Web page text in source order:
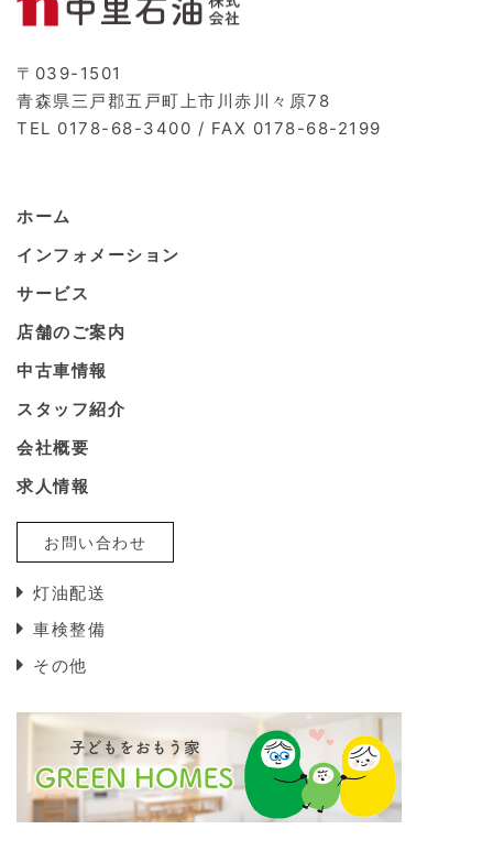
〒039-1501
青森県三戸郡五戸町上市川赤川々原78
TEL 0178-68-3400 / FAX 0178-68-2199
ホーム
インフォメーション
サービス
店舗のご案内
中古車情報
スタッフ紹介
会社概要
求人情報
お問い合わせ
灯油配送
車検整備
その他